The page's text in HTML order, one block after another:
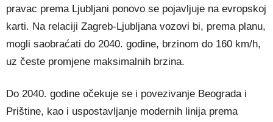
pravac prema Ljubljani ponovo se pojavljuje na evropskoj
karti. Na relaciji Zagreb-Ljubljana vozovi bi, prema planu,
mogli saobraćati do 2040. godine, brzinom do 160 km/h,
uz česte promjene maksimalnih brzina.
Do 2040. godine očekuje se i povezivanje Beograda i
Prištine, kao i uspostavljanje modernih linija prema